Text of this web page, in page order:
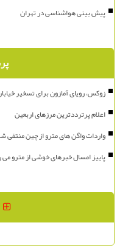
پیش بینی هواشناسی در تهران
زوکس، رویای آمازون برای تسخیر خیابان
اعلام پرترددترین مرزهای اربعین
واردات واگن های مترو از چین منتفی شد
پاییز امسال خبرهای خوشی از مترو می